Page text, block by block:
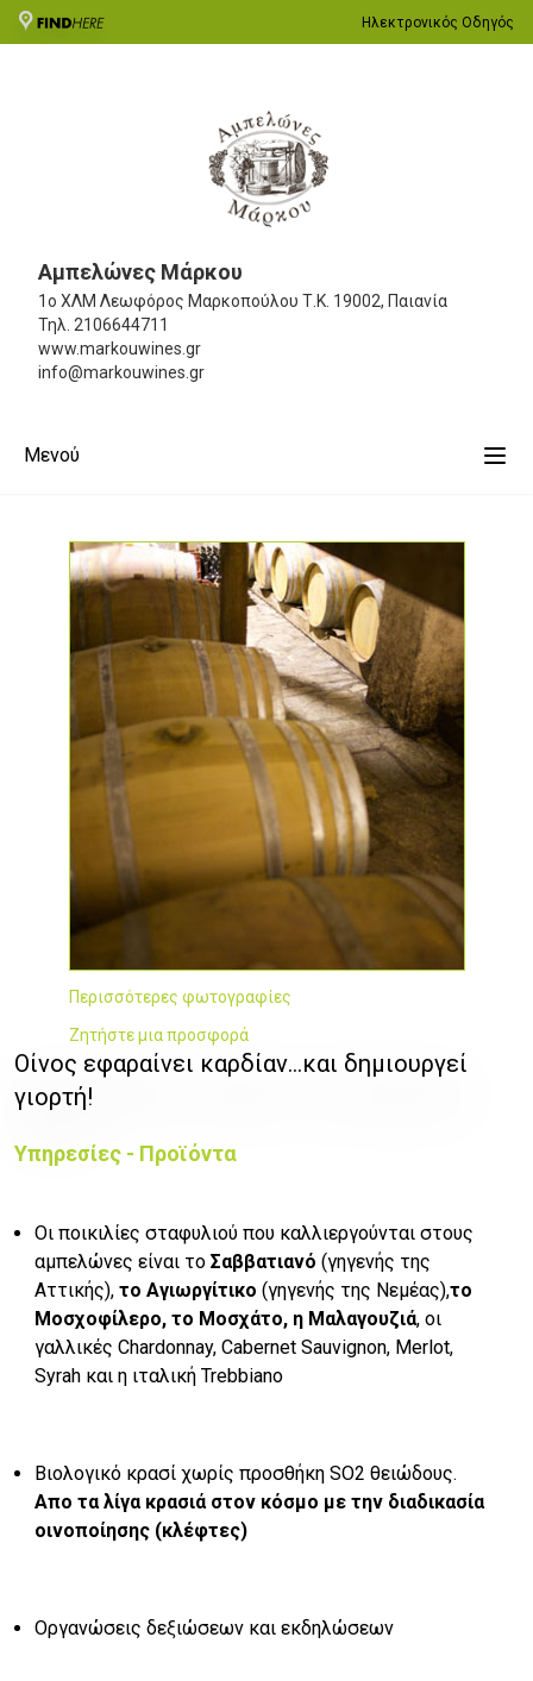
Ηλεκτρονικός Οδηγός
Αμπελώνες Μάρκου
1ο ΧΛΜ Λεωφόρος Μαρκοπούλου Τ.Κ. 19002, Παιανία
Τηλ. 2106644711
www.markouwines.gr
info@markouwines.gr
Μενού
Περισσότερες φωτογραφίες
Ζητήστε μια προσφορά
Οίνος εφαραίνει καρδίαν...και δημιουργεί
γιορτή!
Υπηρεσίες - Προϊόντα
Οι ποικιλίες σταφυλιού που καλλιεργούνται στους
αμπελώνες είναι το Σαββατιανό (γηγενής της
Αττικής), το Αγιωργίτικο (γηγενής της Νεμέας),το
Μοσχοφίλερο, το Μοσχάτο, η Μαλαγουζιά, οι
γαλλικές Chardonnay, Cabernet Sauvignon, Merlot,
Syrah και η ιταλική Trebbiano
Βιολογικό κρασί χωρίς προσθήκη SO2 θειώδους.
Απο τα λίγα κρασιά στον κόσμο με την διαδικασία
οινοποίησης (κλέφτες)
Οργανώσεις δεξιώσεων και εκδηλώσεων